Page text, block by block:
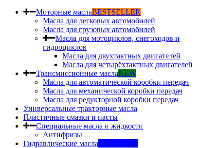
Моторные маслаBESTSELLER
Масла для легковых автомобилей
Масла для грузовых автомобилей
Масла для мотоциклов, снегоходов и
гидроциклов
Масла для двухтактных двигателей
Масла для четырёхтактных двигателей
Трансмиссионные маслаNEW
Масла для автоматической коробки передач
Масла для механической коробки передач
Масла для редукторной коробки передач
Универсальные тракторные масла
Пластичные смазки и пасты
Специальные масла и жидкости
Антифризы
Гидравлические масла